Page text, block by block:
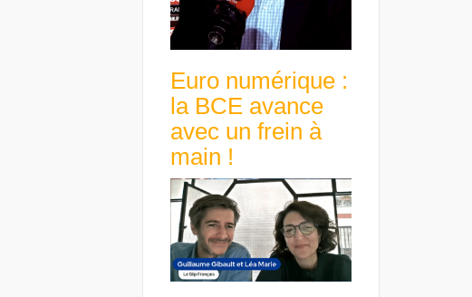
Euro numérique :
la BCE avance
avec un frein à
main !